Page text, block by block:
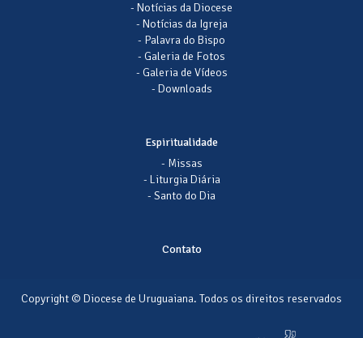
- Notícias da Diocese
- Notícias da Igreja
- Palavra do Bispo
- Galeria de Fotos
- Galeria de Vídeos
- Downloads
Espiritualidade
- Missas
- Liturgia Diária
- Santo do Dia
Contato
Copyright © Diocese de Uruguaiana. Todos os direitos reservados